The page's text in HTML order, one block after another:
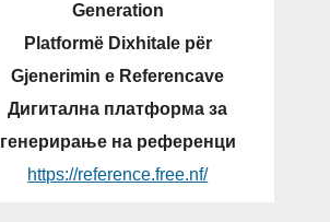
Generation
Platformë Dixhitale për
Gjenerimin e Referencave
Дигитална платформа за
генерирање на референци
https://reference.free.nf/